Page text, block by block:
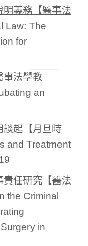
明義務【醫事法
Law: The
for
事法學教
an
談起【月旦時
and Treatment
任研究【醫法
the Criminal
in